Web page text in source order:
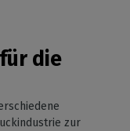
die
zur